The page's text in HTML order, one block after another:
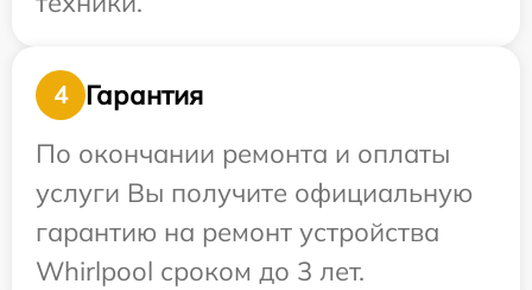
4
Гарантия
По окончании ремонта и оплаты
услуги Вы получите официальную
гарантию на ремонт устройства
Whirlpool сроком до 3 лет.